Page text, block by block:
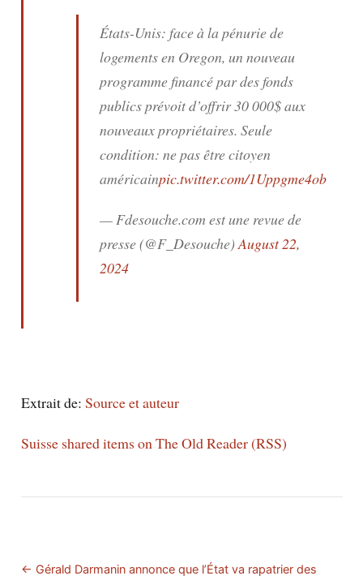
États-Unis: face à la pénurie de
logements en Oregon, un nouveau
programme financé par des fonds
publics prévoit d’offrir 30 000$ aux
nouveaux propriétaires. Seule
condition: ne pas être citoyen
américainpic.twitter.com/1Uppgme4ob
— Fdesouche.com est une revue de
presse (@F_Desouche)August 22,
2024
Extrait de: Source et auteur
Suisse shared items on The Old Reader (RSS)
← Gérald Darmanin annonce que l’État va rapatrier des